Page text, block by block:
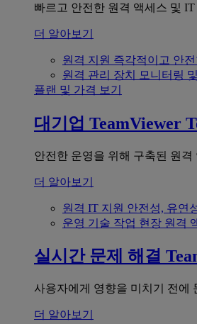
빠르고 안전한 원격 액세스 및 IT
더 알아보기
원격 지원 즉각적이고 안
원격 관리 장치 모니터링
플랜 및 가격 보기
대기업 TeamViewer
안전한 운영을 위해 구축된 원격
더 알아보기
원격 IT 지원 안전성, 유연
운영 기술 작업 현장 원격
실시간 문제 해결
사용자에게 영향을 미치기 전에
더 알아보기